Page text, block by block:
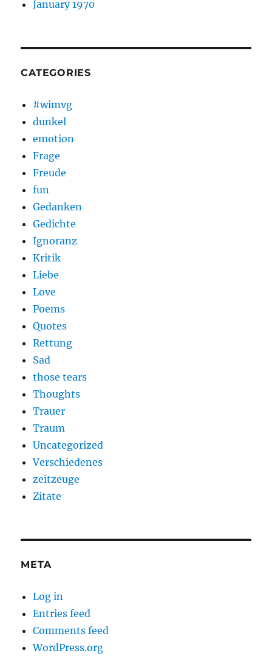
January 1970
CATEGORIES
#wimvg
dunkel
emotion
Frage
Freude
fun
Gedanken
Gedichte
Ignoranz
Kritik
Liebe
Love
Poems
Quotes
Rettung
Sad
those tears
Thoughts
Trauer
Traum
Uncategorized
Verschiedenes
zeitzeuge
Zitate
META
Log in
Entries feed
Comments feed
WordPress.org